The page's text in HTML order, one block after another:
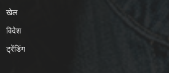
खेल
विदेश
ट्रेंडिंग